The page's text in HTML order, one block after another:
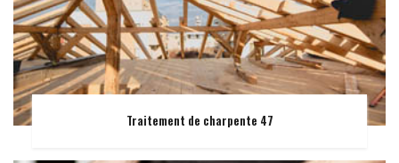
Traitement de charpente 47